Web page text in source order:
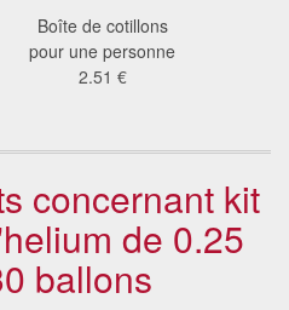
Boîte de cotillons
pour une personne
2.51 €
concernant kit
de 0.25
ballons